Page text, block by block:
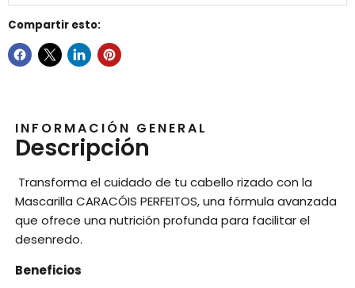
Compartir esto:
INFORMACIÓN GENERAL
Descripción
Transforma el cuidado de tu cabello rizado con la
Mascarilla CARACÓIS PERFEITOS, una fórmula avanzada
que ofrece una nutrición profunda para facilitar el
desenredo.
Beneficios